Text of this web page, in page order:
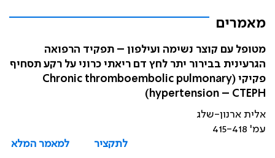
מאמרים
מטופל עם קוצר נשימה ועילפון – תפקיד הרפואה
הגרעינית בבירור יתר לחץ דם ריאתי כרוני על רקע תסחיף
פקיקי (Chronic thromboembolic pulmonary
hypertension – CTEPH)
אלית ארנון-שלג
עמ' 415-418
לתקציר
למאמר המלא